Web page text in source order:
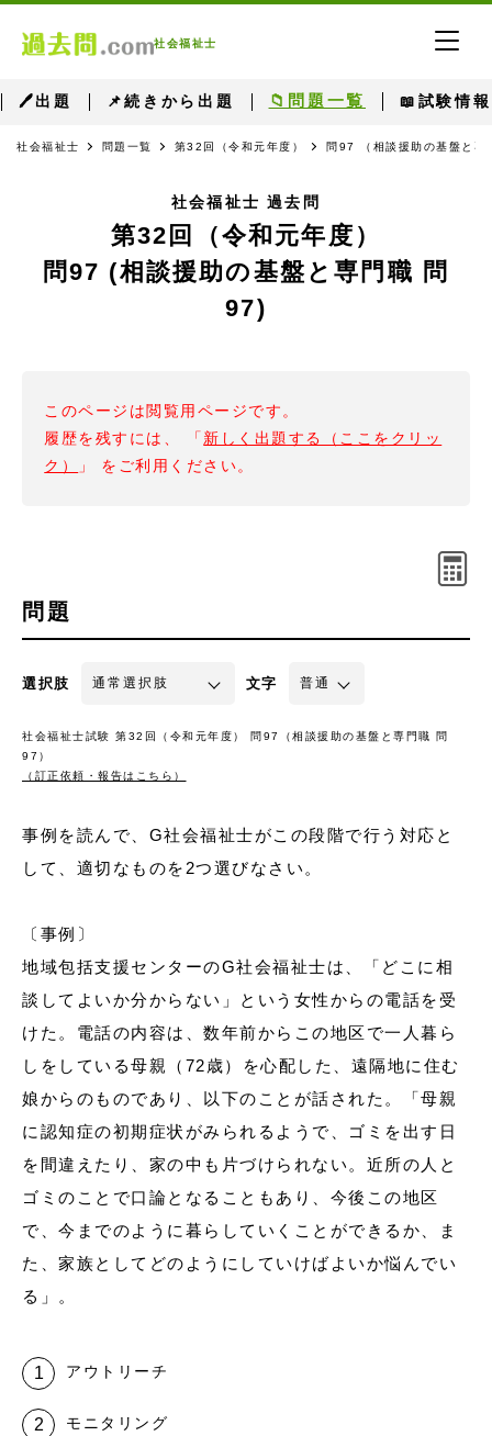
社会福祉士
🖊出題 📌続きから出題 📁問題一覧 📖試験情報
社会福祉士 問題一覧 第32回（令和元年度） 問97 （相談援助の基盤と専
社会福祉士 過去問
第32回（令和元年度）
問97 (相談援助の基盤と専門職 問
97)
このページは閲覧用ページです。
履歴を残すには、 「 新しく出題する（ここをクリッ
ク）
」 をご利用ください。
問題
選択肢 文字
社会福祉士試験 第32回（令和元年度） 問97（相談援助の基盤と専門職 問
97）
（訂正依頼・報告はこちら）
事例を読んで、G社会福祉士がこの段階で行う対応と
して、適切なものを2つ選びなさい。
〔事例〕
地域包括支援センターのG社会福祉士は、「どこに相
談してよいか分からない」という女性からの電話を受
けた。電話の内容は、数年前からこの地区で一人暮ら
しをしている母親（72歳）を心配した、遠隔地に住む
娘からのものであり、以下のことが話された。「母親
に認知症の初期症状がみられるようで、ゴミを出す日
を間違えたり、家の中も片づけられない。近所の人と
ゴミのことで口論となることもあり、今後この地区
で、今までのように暮らしていくことができるか、ま
た、家族としてどのようにしていけばよいか悩んでい
る」。
アウトリーチ
モニタリング